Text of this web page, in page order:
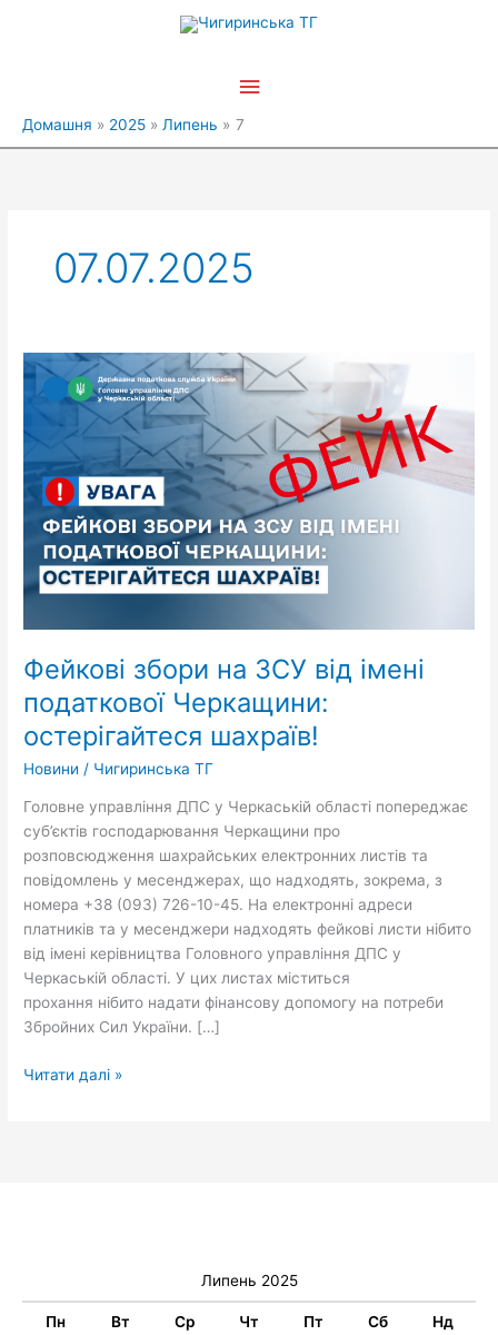
Головне
Домашня 2025 Липень 7
07.07.2025
Фейкові збори на ЗСУ від імені
податкової Черкащини:
остерігайтеся шахраїв!
Новини / Чигиринська ТГ
Головне управління ДПС у Черкаській області попереджає
суб’єктів господарювання Черкащини про
розповсюдження шахрайських електронних листів та
повідомлень у месенджерах, що надходять, зокрема, з
номера +38 (093) 726-10-45. На електронні адреси
платників та у месенджери надходять фейкові листи нібито
від імені керівництва Головного управління ДПС у
Черкаській області. У цих листах міститься
прохання нібито надати фінансову допомогу на потреби
Збройних Сил України. […]
Фейкові
збори
ЗСУ
від
імені
податкової
Черкащини:
остерігайтеся
шахраїв!
Читати далі »
Липень 2025
Пн Вт Ср Чт Пт Сб Нд